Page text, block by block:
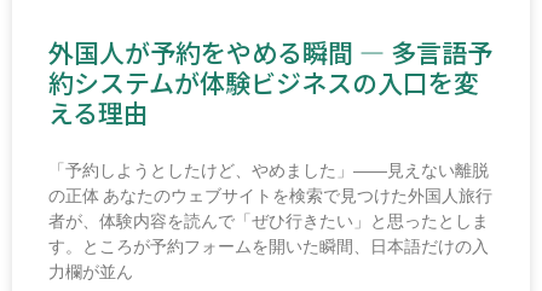
外国人が予約をやめる瞬間 ― 多言語予
約システムが体験ビジネスの入口を変
える理由
「予約しようとしたけど、やめました」――見えない離脱
の正体 あなたのウェブサイトを検索で見つけた外国人旅行
者が、体験内容を読んで「ぜひ行きたい」と思ったとしま
す。ところが予約フォームを開いた瞬間、日本語だけの入
力欄が並ん